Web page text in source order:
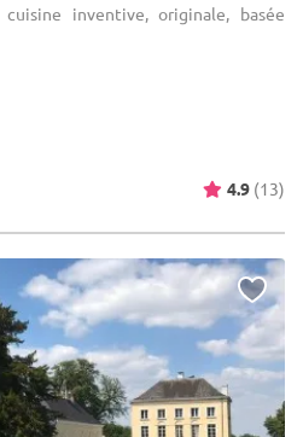
inventive, originale, basée
4.9 (13)